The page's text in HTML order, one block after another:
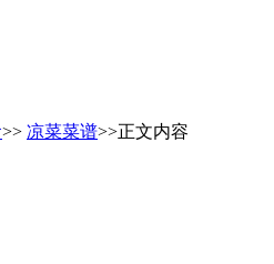
>> 凉菜菜谱>>正文内容